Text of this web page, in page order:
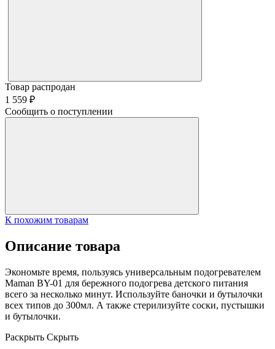
Товар распродан
1 559 ₽
Сообщить о поступлении
К похожим товарам
Описание товара
Экономьте время, пользуясь универсальным подогревателем
Maman BY-01 для бережного подогрева детского питания
всего за несколько минут. Используйте баночки и бутылочки
всех типов до 300мл. А также стерилизуйте соски, пустышки
и бутылочки.
Раскрыть Скрыть